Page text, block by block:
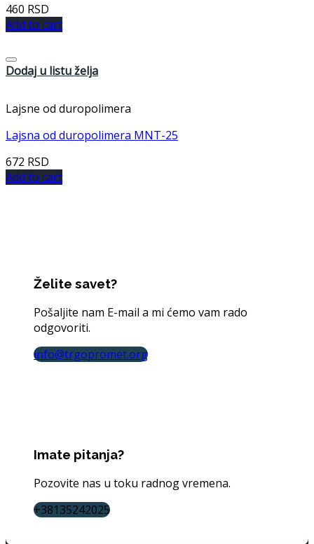
460 RSD
Add to cart
Dodaj u listu želja
Lajsne od duropolimera
Lajsna od duropolimera MNT-25
672 RSD
Add to cart
Želite savet?
Pošaljite nam E-mail a mi ćemo vam rado
odgovoriti.
info@trgopromet.org
Imate pitanja?
Pozovite nas u toku radnog vremena.
+38135242025